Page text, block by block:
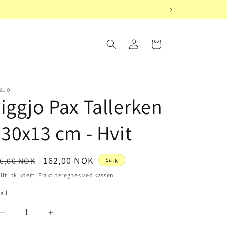
Logg
inn
Handlekurv
Pax Tallerken
cm - Hvit
NOK Salgspris
162,00 NOK Salg
inkludert. Frakt beregnes ved kassen.
Øk